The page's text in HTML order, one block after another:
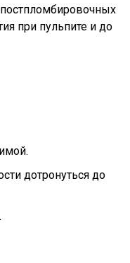
при пульпите и до
дотронуться до